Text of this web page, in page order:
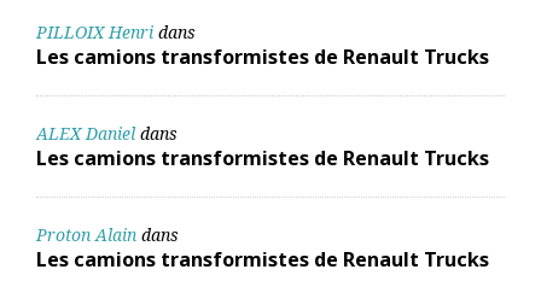
PILLOIX Henri dans
Les camions transformistes de Renault Trucks
ALEX Daniel dans
Les camions transformistes de Renault Trucks
Proton Alain dans
Les camions transformistes de Renault Trucks